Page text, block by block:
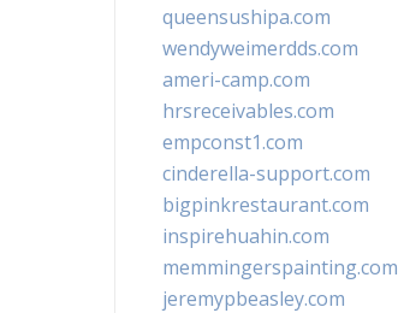
queensushipa.com
wendyweimerdds.com
ameri-camp.com
hrsreceivables.com
empconst1.com
cinderella-support.com
bigpinkrestaurant.com
inspirehuahin.com
memmingerspainting.com
jeremypbeasley.com